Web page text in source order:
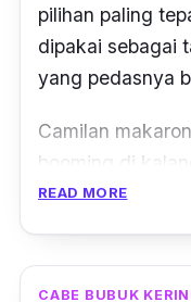
pilihan paling
dipakai sebagai
yang pedasnya
Camilan
booming di
pun bisa
pedas. Produk
READ MORE
CABE BUBUK